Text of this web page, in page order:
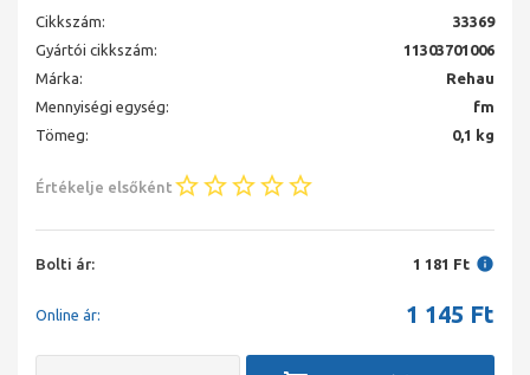
Cikkszám:
33369
Gyártói cikkszám:
11303701006
Márka:
Rehau
Mennyiségi egység:
fm
Tömeg:
0,1 kg
Értékelje elsőként
Bolti ár: 1 181 Ft
Online ár: 1 145 Ft